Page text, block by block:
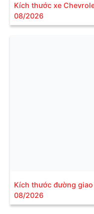
Kích thước xe
08/2026
Kích thước đường
08/2026